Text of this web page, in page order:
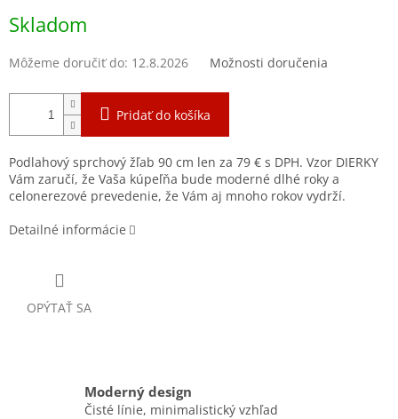
cena:
Skladom
Môžeme doručiť do: 12.8.2026 Možnosti doručenia
Pridať do košíka
Podlahový sprchový žľab 90 cm len za 79 € s DPH. Vzor DIERKY
Vám zaručí, že Vaša kúpeľňa bude moderné dlhé roky a
celonerezové prevedenie, že Vám aj mnoho rokov vydrží.
Detailné informácie
OPÝTAŤ SA
Moderný design
Čisté línie, minimalistický vzhľad